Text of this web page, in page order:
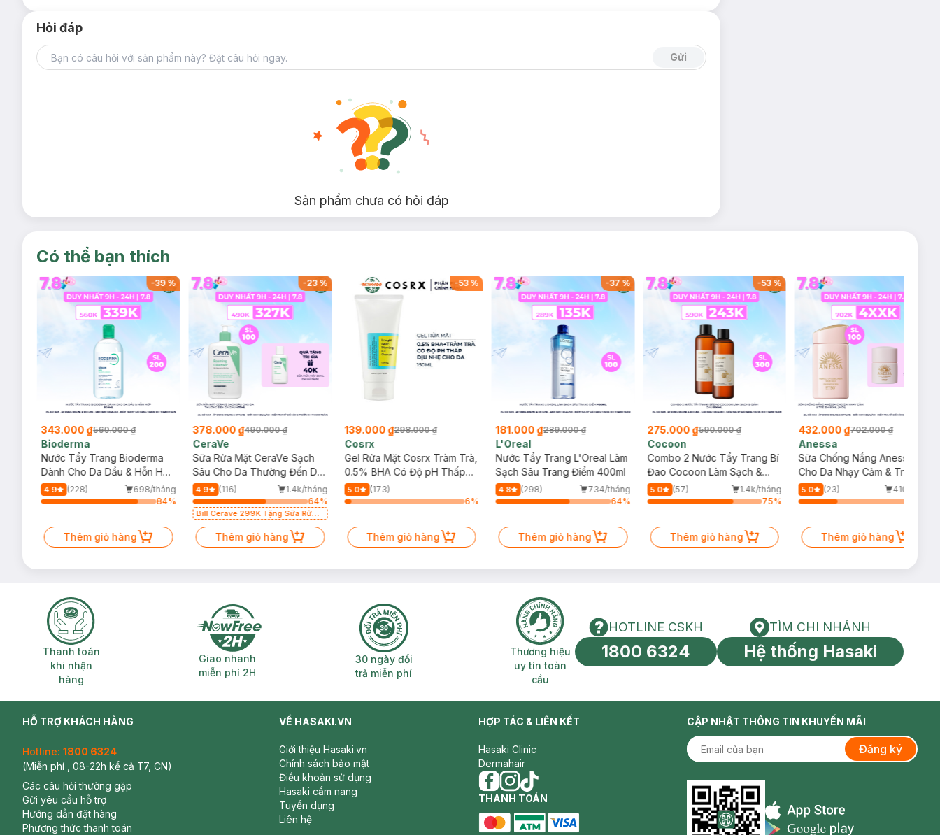
Hỏi đáp
Gửi
Sản phẩm chưa có hỏi đáp
Có thể bạn thích
-39%
343.000 ₫560.000 ₫
Bioderma
Nước Tẩy Trang Bioderma
Dành Cho Da Dầu & Hỗn Hợp
500ml
4.9 (228)
698/tháng
84%
Thêm giỏ hàng
-23%
378.000 ₫490.000 ₫
CeraVe
Sữa Rửa Mặt CeraVe Sạch
Sâu Cho Da Thường Đến Da
Dầu 473ml
4.9 (116)
1.4k/tháng
64%
Bill Cerave 299K Tặng Sữa Rửa
Thêm giỏ hàng
-53%
139.000 ₫298.000 ₫
Cosrx
Gel Rửa Mặt Cosrx Tràm Trà,
0.5% BHA Có Độ pH Thấp
150ml
5.0
(173)
6%
Thêm giỏ hàng
-37 %
181.000 ₫289.000 ₫
L'Oreal
Nước Tẩy Trang L'Oreal Làm
Sạch Sâu Trang Điểm 400ml
4.8 (298)
734/tháng
64%
Thêm giỏ hàng
-53%
275.000 ₫590.000 ₫
Cocoon
Combo 2 Nước Tẩy Trang Bí
Đao Cocoon Làm Sạch &
Giảm Dầu 500ml
5.0 (57)
1.4k/tháng
75%
Thêm giỏ hàng
432.000 ₫702.000 ₫
Anessa
Sữa Chống Nắng Anessa
Cho Da Nhạy Cảm & Trẻ Em
60ml (Mới)
5.0 (23)
410/tháng
Thêm giỏ hàng
Thanh toán khi nhận hàng
Thanh toán
khi nhận
hàng
Giao nhanh miễn phí 2H
Giao nhanh
miễn phí 2H
30 ngày đổi trả miễn phí
30 ngày đổi
trả miễn phí
Thương hiệu uy tín toàn cầu
Thương hiệu
uy tín toàn
cầu
HOTLINE CSKH
HOTLINE CSKH
1800 6324
Tìm chi nhánh
TÌM CHI NHÁNH
Hệ thống Hasaki
HỖ TRỢ KHÁCH HÀNG
Hotline: 1800 6324
(Miễn phí , 08-22h kể cả T7, CN)
Các câu hỏi thường gặp
Gửi yêu cầu hỗ trợ
Hướng dẫn đặt hàng
Phương thức thanh toán
VỀ HASAKI.VN
Giới thiệu Hasaki.vn
Chính sách bảo mật
Điều khoản sử dụng
Hasaki cẩm nang
Tuyển dụng
Liên hệ
HỢP TÁC & LIÊN KẾT
Hasaki Clinic
Dermahair
facebook
instagram
tiktok
THANH TOÁN
CẬP NHẬT THÔNG TIN KHUYẾN MÃI
Đăng ký
Appstore icon